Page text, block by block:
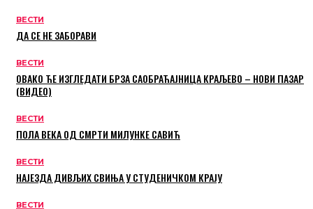
ВЕСТИ
ДА СЕ НЕ ЗАБОРАВИ
ВЕСТИ
ОВАКО ЋЕ ИЗГЛЕДАТИ БРЗА САОБРАЋАЈНИЦА КРАЉЕВО – НОВИ ПАЗАР
(ВИДЕО)
ВЕСТИ
ПОЛА ВЕКА ОД СМРТИ МИЛУНКЕ САВИЋ
ВЕСТИ
НАЈЕЗДА ДИВЉИХ СВИЊА У СТУДЕНИЧКОМ КРАЈУ
ВЕСТИ